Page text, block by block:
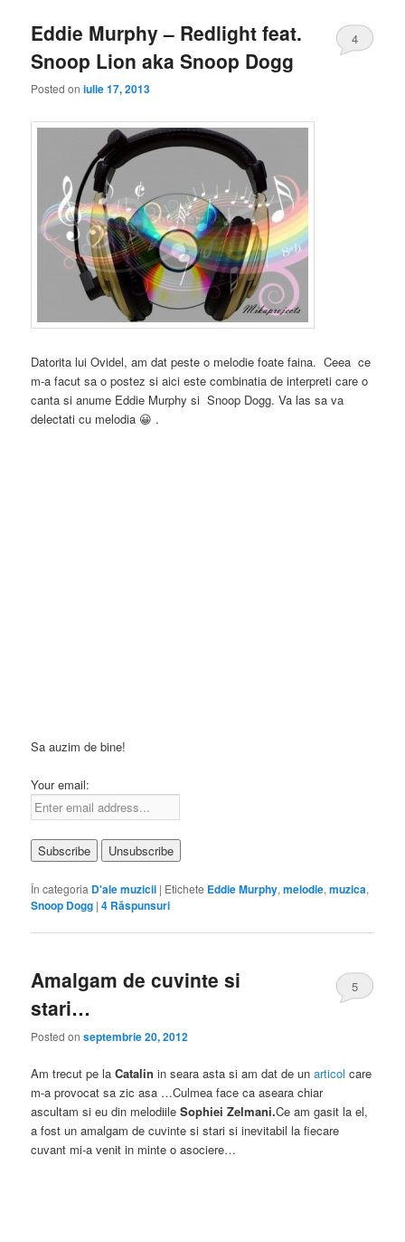
Eddie Murphy – Redlight feat.
Snoop Lion aka Snoop Dogg
Posted oniulie 17, 2013
4
Datorita lui Ovidel, am dat peste o melodie foate faina. Ceea ce
m-a facut sa o postez si aici este combinatia de interpreti care o
canta si anume Eddie Murphy si Snoop Dogg. Va las sa va
delectati cu melodia 😀 .
Sa auzim de bine!
Your email:
În categoria D'ale muzicii | Etichete Eddie Murphy,melodie,muzica,
Snoop Dogg |4 Răspunsuri
Amalgam de cuvinte si
stari…
Posted onseptembrie 20, 2012
5
Am trecut pe laCatalin in seara asta si am dat de un articol care
m-a provocat sa zic asa …Culmea face ca aseara chiar
ascultam si eu din melodiileSophiei Zelmani.Ce am gasit la el,
a fost un amalgam de cuvinte si stari si inevitabil la fiecare
cuvant mi-a venit in minte o asociere…